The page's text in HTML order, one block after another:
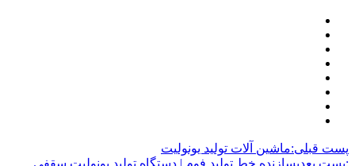
پست قبلی:ماشین آلات تولید یونولیت
:پست بعدیسازنده خط تولید فوم | دستگاه تولید یونولیت سقفی